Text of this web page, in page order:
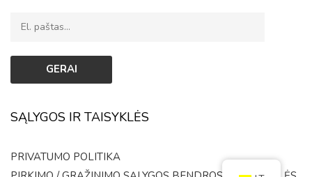
SĄLYGOS IR TAISYKLĖS
PRIVATUMO POLITIKA